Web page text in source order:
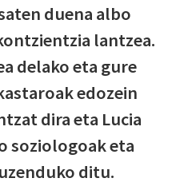
duena albo
lantzea.
delako eta gure
edozein
dira eta Lucia
soziologoak eta
ditu.